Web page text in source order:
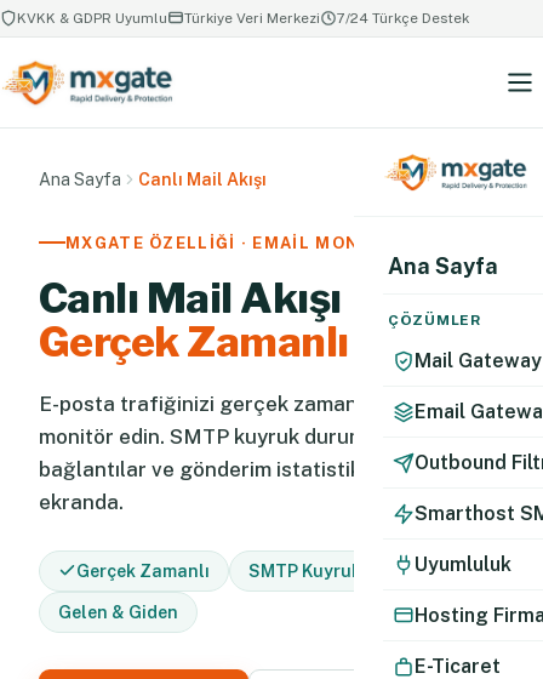
KVKK & GDPR Uyumlu Türkiye Veri Merkezi 7/24 Türkçe Destek
Ana Sayfa
ÇÖZÜMLER
Mail Gateway
Email
Outbound
Smarthost
Uyumluluk
Hosting
E-Ticaret
Ana Sayfa Canlı Mail Akışı
MXGATE ÖZELLIĞI · EMAIL MONITORING
Canlı Mail Akışı
Gerçek Zamanlı İzleme
E-posta trafiğinizi gerçek zamanlı izleyin ve
monitör edin. SMTP kuyruk durumu, aktif
bağlantılar ve gönderim istatistikleri tek
ekranda.
Gerçek Zamanlı SMTP Kuyruk İzleme
Gelen & Giden